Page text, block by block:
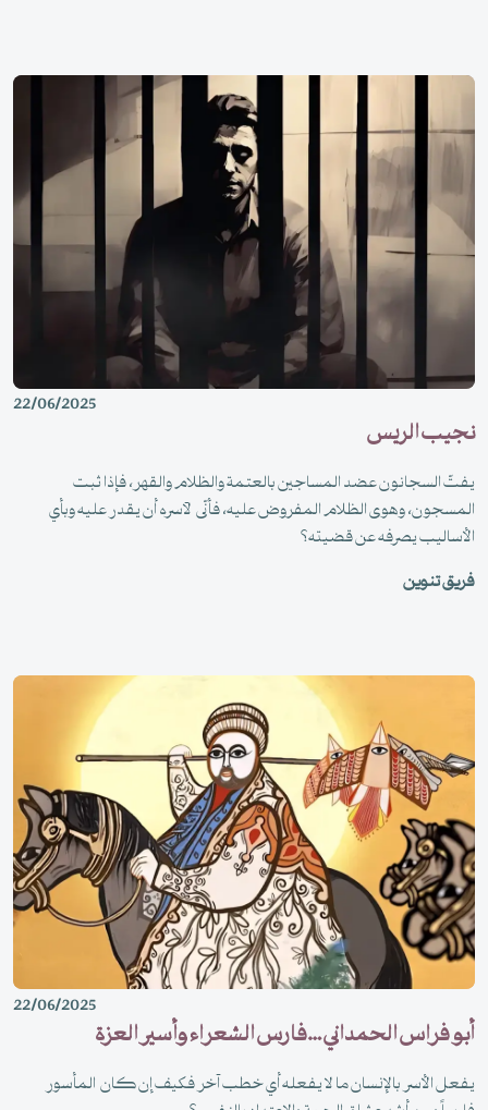
22/06/2025
نجيب الريس
يفتّ السجانون عضد المساجين بالعتمة والظلام والقهر، فإذا ثبت
المسجون، وهوى الظلام المفروض عليه، فأنّى لآسره أن يقدر عليه وبأي
الأساليب يصرفه عن قضيته؟
فريق تنوين
22/06/2025
أبو فراس الحمداني …فارس الشعراء وأسير العزة
يفعل الأسر بالإنسان ما لا يفعله أي خطب آخر فكيف إن كان المأسور